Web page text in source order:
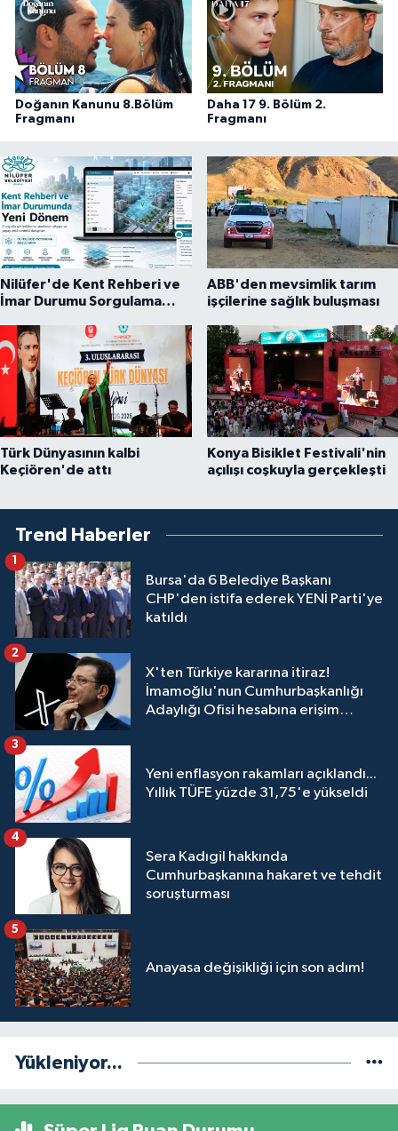
Doğanın Kanunu 8.Bölüm
Fragmanı
Daha 17 9. Bölüm 2.
Fragmanı
Nilüfer'de Kent Rehberi ve
İmar Durumu Sorgulama
ABB'den mevsimlik tarım
işçilerine sağlık buluşması
Türk Dünyasının kalbi
Keçiören'de attı
Konya Bisiklet Festivali'nin
açılışı coşkuyla gerçekleşti
Trend Haberler
Bursa'da 6 Belediye Başkanı
CHP'den istifa ederek YENİ Parti'ye
katıldı
1
X'ten Türkiye kararına itiraz!
İmamoğlu'nun Cumhurbaşkanlığı
Adaylığı Ofisi hesabına erişim
2
Yeni enflasyon rakamları açıklandı...
Yıllık TÜFE yüzde 31,75'e yükseldi
3
Sera Kadıgil hakkında
Cumhurbaşkanına hakaret ve tehdit
soruşturması
4
Anayasa değişikliği için son adım!
5
Yükleniyor...